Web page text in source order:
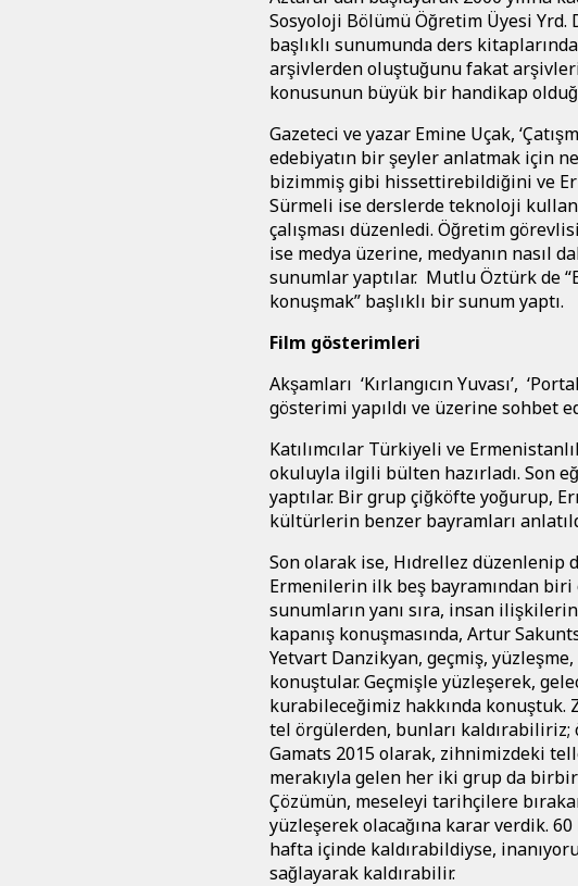
Sosyoloji Bölümü Öğretim Üyesi Yrd.
başlıklı sunumunda ders
arşivlerden oluştuğunu fakat
konusunun büyük bir handikap
Gazeteci ve yazar Emine Uçak,
edebiyatın bir şeyler anlatmak için
bizimmiş gibi hissettirebildiğini ve
Sürmeli ise derslerde teknoloji
çalışması düzenledi. Öğretim
ise medya üzerine, medyanın nasıl
sunumlar yaptılar. Mutlu Öztürk de
konuşmak” başlıklı bir sunum yaptı.
Film gösterimleri
Akşamları ‘Kırlangıcın Yuvası’,
gösterimi yapıldı ve üzerine sohbet
Katılımcılar Türkiyeli ve
okuluyla ilgili bülten hazırladı. Son
yaptılar. Bir grup çiğköfte yoğurup,
kültürlerin benzer bayramları
Son olarak ise, Hıdrellez düzenlenip
Ermenilerin ilk beş bayramından biri
sunumların yanı sıra, insan
kapanış konuşmasında, Artur
Yetvart Danzikyan, geçmiş,
konuştular. Geçmişle yüzleşerek,
kurabileceğimiz hakkında konuştuk.
tel örgülerden, bunları kaldırabiliriz;
Gamats 2015 olarak, zihnimizdeki
merakıyla gelen her iki grup da
Çözümün, meseleyi tarihçilere
yüzleşerek olacağına karar verdik.
hafta içinde kaldırabildiyse,
sağlayarak kaldırabilir.